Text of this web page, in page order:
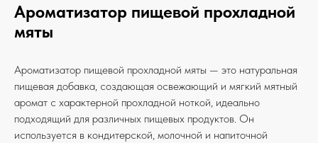
Ароматизатор пищевой прохладной
мяты
Ароматизатор пищевой прохладной мяты — это натуральная
пищевая добавка, создающая освежающий и мягкий мятный
аромат с характерной прохладной ноткой, идеально
подходящий для различных пищевых продуктов. Он
используется в кондитерской, молочной и напиточной